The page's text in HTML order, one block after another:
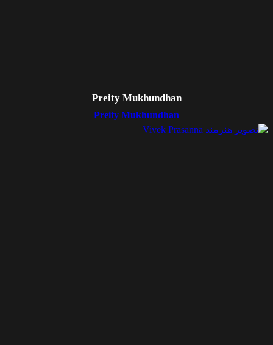
Preity Mukhundhan
Preity Mukhundhan